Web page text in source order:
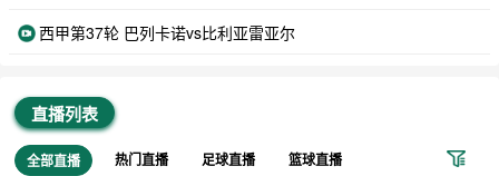
西甲第37轮 巴列卡诺vs比利亚雷亚尔
直播列表
全部直播 热门直播 足球直播 篮球直播